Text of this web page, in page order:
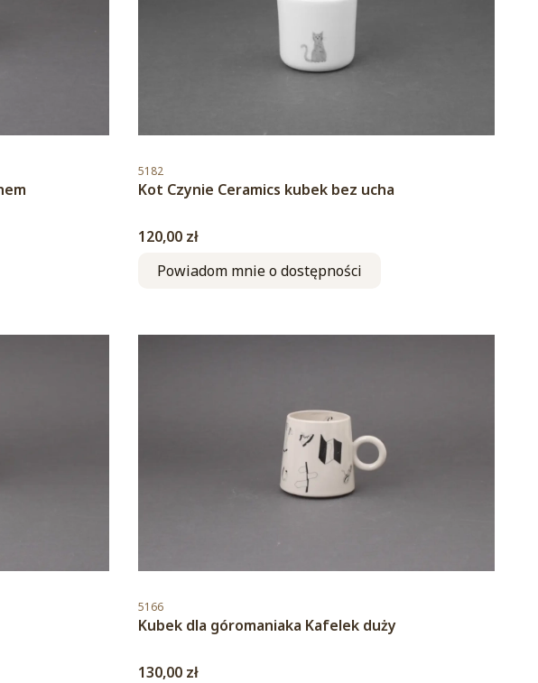
Kod produktu
5182
Kot Czynie Ceramics kubek bez ucha
Cena
120,00 zł
Powiadom mnie o dostępności
Kod produktu
5166
Kubek dla góromaniaka Kafelek duży
Cena
130,00 zł